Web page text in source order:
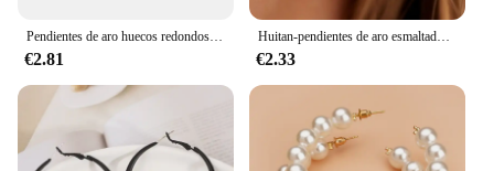
€2.81
Huitan-pendientes de aro esmaltados con forma de corazón blanco para mujer, aretes circulares con temperamento de Color oro rosa, joyería nueva de moda
€2.33